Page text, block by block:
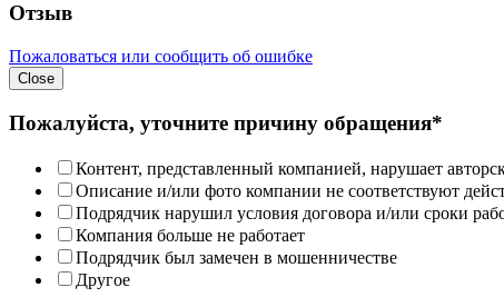
Отзыв
Пожаловаться или сообщить об ошибке
Close
Пожалуйста, уточните причину обращения*
Контент, представленный компанией, нарушает
Описание и/или фото компании не соответствуют
Подрядчик нарушил условия договора и/или сроки
Компания больше не работает
Подрядчик был замечен в мошенничестве
Другое